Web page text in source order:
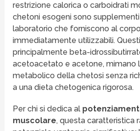
restrizione calorica o carboidrati
chetoni esogeni sono
laboratorio che forniscono al
immediatamente utilizzabili.
principalmente beta-
acetoacetato e acetone, mimano
metabolico della chetosi senza
a una dieta chetogenica rigorosa.
Per chi si dedica al
muscolare, questa caratteristica